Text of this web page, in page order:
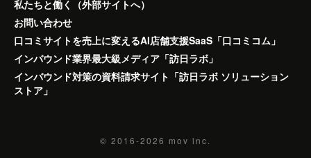
私たちと働く（外部サイトへ）
お問い合わせ
口コミサイトを売上に変えるAI店舗支援SaaS「口コミコム」
インバウンド業界最大級メディア「訪日ラボ」
インバウンド対策の資料請求サイト「訪日ラボ ソリューション
ストア」
© 2016-2026 mov inc.